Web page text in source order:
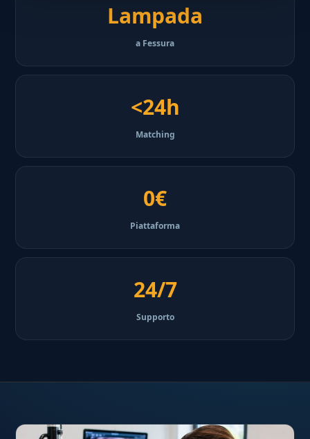
Lampada
a Fessura
<24h
Matching
0€
Piattaforma
24/7
Supporto